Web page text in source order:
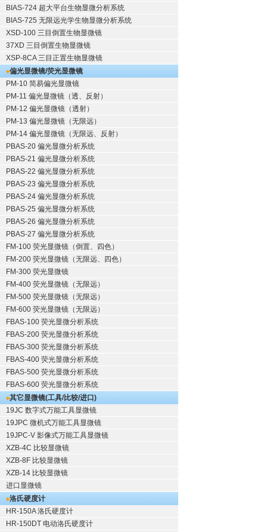
BIAS-724 超大平台生物显微分析系统
BIAS-725 无限远光学生物显微分析系统
XSD-100 三目倒置生物显微镜
37XD 三目倒置生物显微镜
XSP-8CA 三目正置生物显微镜
偏光显微镜/荧光显微镜
PM-10 简易偏光显微镜
PM-11 偏光显微镜（透、反射）
PM-12 偏光显微镜（透射）
PM-13 偏光显微镜（无限远）
PM-14 偏光显微镜（无限远、反射）
PBAS-20 偏光显微分析系统
PBAS-21 偏光显微分析系统
PBAS-22 偏光显微分析系统
PBAS-23 偏光显微分析系统
PBAS-24 偏光显微分析系统
PBAS-25 偏光显微分析系统
PBAS-26 偏光显微分析系统
PBAS-27 偏光显微分析系统
FM-100 荧光显微镜（倒置、四色）
FM-200 荧光显微镜（无限远、四色）
FM-300 荧光显微镜
FM-400 荧光显微镜（无限远）
FM-500 荧光显微镜（无限远）
FM-600 荧光显微镜（无限远）
FBAS-100 荧光显微分析系统
FBAS-200 荧光显微分析系统
FBAS-300 荧光显微分析系统
FBAS-400 荧光显微分析系统
FBAS-500 荧光显微分析系统
FBAS-600 荧光显微分析系统
其它显微镜(工具/比较/进口)
19JC 数字式万能工具显微镜
19JPC 微机式万能工具显微镜
19JPC-V 影像式万能工具显微镜
XZB-4C 比较显微镜
XZB-8F 比较显微镜
XZB-14 比较显微镜
进口显微镜
洛氏硬度计
HR-150A 洛氏硬度计
HR-150DT 电动洛氏硬度计